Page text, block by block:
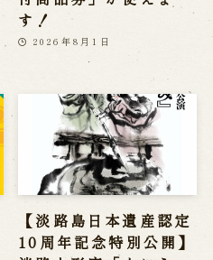
す！
2026年8月1日
【淡路島日本遺産認定
10周年記念特別公開】